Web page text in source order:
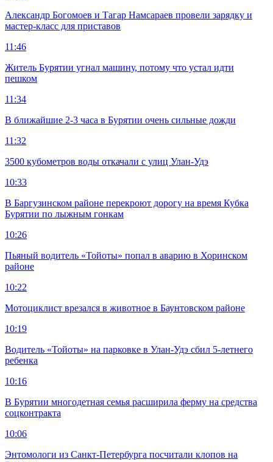
Александр Богомоев и Тагар Намсараев провели зарядку и
мастер-класс для приставов
11:46
Житель Бурятии угнал машину, потому что устал идти
пешком
11:34
В ближайшие 2-3 часа в Бурятии очень сильные дожди
11:32
3500 кубометров воды откачали с улиц Улан-Удэ
10:33
В Баргузинском районе перекроют дорогу на время Кубка
Бурятии по лыжным гонкам
10:26
Пьяный водитель «Тойоты» попал в аварию в Хоринском
районе
10:22
Мотоциклист врезался в животное в Баунтовском районе
10:19
Водитель «Тойоты» на парковке в Улан-Удэ сбил 5-летнего
ребенка
10:16
В Бурятии многодетная семья расширила ферму на средства
соцконтракта
10:06
Энтомологи из Санкт-Петербурга посчитали клопов на